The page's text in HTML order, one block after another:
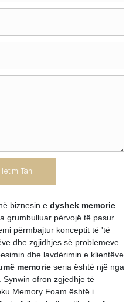
Tani
biznesin e dyshek memorie
grumbulluar përvojë të pasur
përmbajtur konceptit të 'të
dhe zgjidhjes së problemeve
dhe lavdërimin e klientëve
memorie seria është një nga
Synwin ofron zgjedhje të
Memory Foam është i